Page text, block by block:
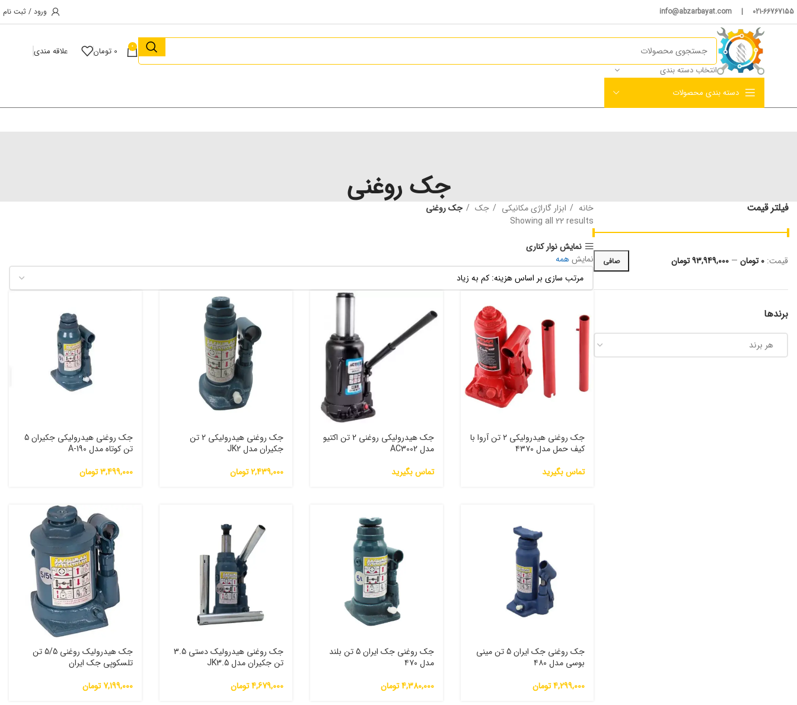
021-66767155 | info@abzarbayat.com ورود / ثبت نام
انتخاب دسته بندی
0
0 تومان علاقه مندی
دسته بندی محصولات
جک روغنی
فیلتر قیمت
صافی قيمت: 0 تومان — 93,949,000 تومان
برندها
هر برند
خانه ابزار گاراژی مکانیکی جک
جک روغنی
Showing all 22 results
نمایش نوار کناری
نمایشهمه
جک روغنی هیدرولیکی ۲ تن آروا با
کیف حمل مدل ۴۳۷۰
تماس بگیرید
جک هیدرولیکی روغنی 2 تن اکتیو
مدل AC3002
تماس بگیرید
جک روغنی هیدرولیکی 2 تن
جکیران مدل JK2
2,439,000تومان
جک روغنی هیدرولیکی جکیران 5
تن کوتاه مدل A-190
3,499,000تومان
جک روغنی جک ایران 5 تن مینی
بوسی مدل ۴۸۰
4,299,000 تومان
جک روغنی جک ایران 5 تن بلند
مدل ۴۷۰
4,380,000تومان
جک روغنی هیدرولیک دستی 3.5
تن جکیران مدل JK3.5
4,679,000تومان
جک هیدرولیک روغنی 5/5 تن
تلسکوپی جک ایران
7,199,000 تومان